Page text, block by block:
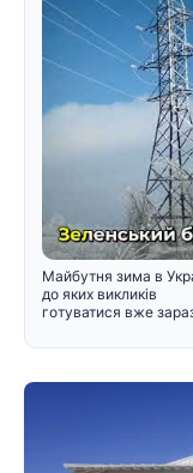
Майбутня зима в
до яких викликів
готуватися вже